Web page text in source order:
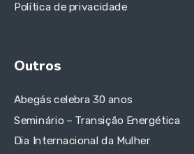
Política de privacidade
Outros
Abegás celebra 30 anos
Seminário – Transição Energética
Dia Internacional da Mulher